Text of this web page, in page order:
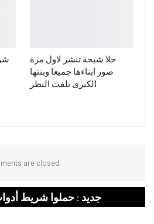
حلا شيحة تنشر لاول مرة
صور ابناءها جميعا وبنتها
الكبرى تلفت النظر
are closed.
جديد : حملوا شريط